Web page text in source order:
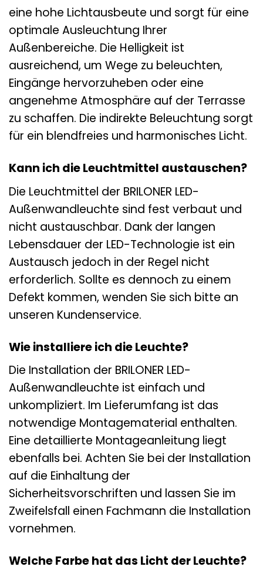
eine hohe Lichtausbeute und sorgt für eine
optimale Ausleuchtung Ihrer
Außenbereiche. Die Helligkeit ist
ausreichend, um Wege zu beleuchten,
Eingänge hervorzuheben oder eine
angenehme Atmosphäre auf der Terrasse
zu schaffen. Die indirekte Beleuchtung sorgt
für ein blendfreies und harmonisches Licht.
Kann ich die Leuchtmittel austauschen?
Die Leuchtmittel der BRILONER LED-
Außenwandleuchte sind fest verbaut und
nicht austauschbar. Dank der langen
Lebensdauer der LED-Technologie ist ein
Austausch jedoch in der Regel nicht
erforderlich. Sollte es dennoch zu einem
Defekt kommen, wenden Sie sich bitte an
unseren Kundenservice.
Wie installiere ich die Leuchte?
Die Installation der BRILONER LED-
Außenwandleuchte ist einfach und
unkompliziert. Im Lieferumfang ist das
notwendige Montagematerial enthalten.
Eine detaillierte Montageanleitung liegt
ebenfalls bei. Achten Sie bei der Installation
auf die Einhaltung der
Sicherheitsvorschriften und lassen Sie im
Zweifelsfall einen Fachmann die Installation
vornehmen.
Welche Farbe hat das Licht der Leuchte?